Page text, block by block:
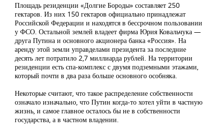
Площадь резиденции «Долгие Бороды» составляет 250
гектаров. Из них 150 гектаров официально принадлежат
Российской Федерации и находятся в бессрочном пользовании
у ФСО. Остальной землей владеет фирма Юрия Ковальчука —
друга Путина и основного акционера банка «Россия». На
аренду этой земли управделами президента за последние
десять лет потратило 2,7 миллиарда рублей. На территории
резиденции есть спа-комплекс с двумя подземными этажами,
который почти в два раза больше основного особняка.
Некоторые считают, что такое распределение собственности
означало изначально, что Путин когда-то хотел уйти в частную
жизнь, и самое главное осталось бы не в собственности
государства, а в частном владении.